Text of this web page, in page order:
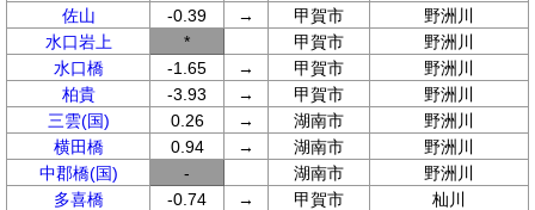
佐山
-0.39 → 甲賀市
野洲川
水口岩上
* 甲賀市
野洲川
水口橋
-1.65 → 甲賀市
野洲川
柏貴
-3.93 → 甲賀市
野洲川
三雲(国)
0.26 → 湖南市
野洲川
横田橋
0.94 → 湖南市
野洲川
中郡橋(国)
- 湖南市
野洲川
多喜橋
-0.74 → 甲賀市
杣川